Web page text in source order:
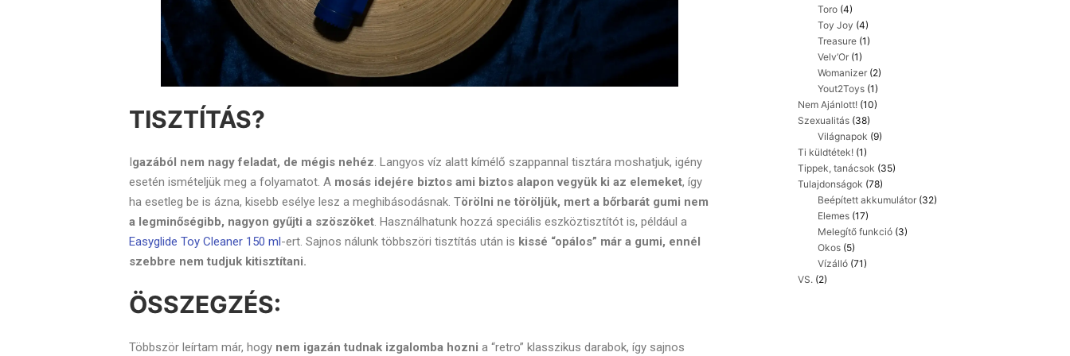
TISZTÍTÁS?
Igazából nem nagy feladat, de mégis nehéz. Langyos víz alatt kímélő szappannal tisztára moshatjuk, igény
esetén ismételjük meg a folyamatot. A mosás idejére biztos ami biztos alapon vegyük ki az elemeket, így
ha esetleg be is ázna, kisebb esélye lesz a meghibásodásnak. Törölni ne töröljük, mert a bőrbarát gumi nem
a legminőségibb, nagyon gyűjti a szöszöket. Használhatunk hozzá speciális eszköztisztítót is, például a
Easyglide Toy Cleaner 150 ml-ert. Sajnos nálunk többszöri tisztítás után is kissé “opálos” már a gumi, ennél
szebbre nem tudjuk kitisztítani.
ÖSSZEGZÉS:
Többször leírtam már, hogy nem igazán tudnak izgalomba hozni a “retro” klasszikus darabok, így sajnos
Toro (4)
Toy Joy (4)
Treasure (1)
Velv’Or (1)
Womanizer (2)
Yout2Toys (1)
Nem Ajánlott! (10)
Szexualitás (38)
Világnapok (9)
Ti küldtétek! (1)
Tippek, tanácsok (35)
Tulajdonságok (78)
Beépített akkumulátor (32)
Elemes (17)
Melegítő funkció (3)
Okos (5)
Vízálló (71)
VS. (2)